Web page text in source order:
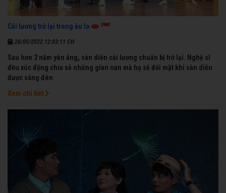
Cải lương trở lại trong âu lo 2885
26/05/2022 12:03:11 CH
Sau hơn 2 năm yên ắng, sàn diễn cải lương chuẩn bị trở lại. Nghệ sĩ
đều xúc động chia sẻ những gian nan mà họ sẽ đối mặt khi sàn diễn
được sáng đèn
Xem chi tiết